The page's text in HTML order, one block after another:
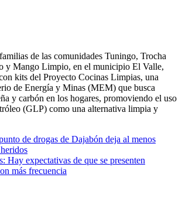
de las comunidades Tuningo, Trocha
y Mango Limpio, en el municipio El Valle,
kits del Proyecto Cocinas Limpias, una
de Energía y Minas (MEM) que busca
y carbón en los hogares, promoviendo el uso
(GLP) como una alternativa limpia y
de drogas de Dajabón deja al menos
Hay expectativas de que se presenten
más frecuencia